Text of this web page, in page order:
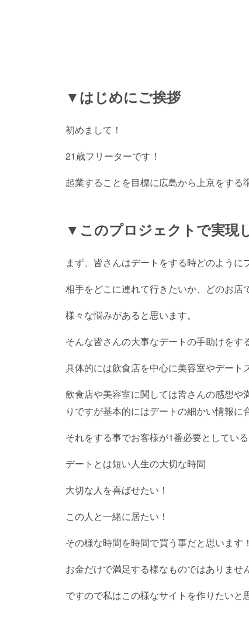
▼はじめにご挨拶
初めまして！
21歳フリーターです！
起業することを目標に広島から上京をする
▼このプロジェクトで実現
まず、皆さんはデートをする時どのように
相手をどこに連れて行きたいか、どのお店
様々な悩みがあると思います。
そんな皆さんの大事なデートの手助けをす
具体的には飲食店を中心に美容室やデート
飲食店や美容室に関しては皆さんの感想
りですが基本的にはデートの細かい情報に
それをする事でお客様が1番必要としてい
デートとは短い人生の大切な時間
大切な人を喜ばせたい！
この人と一緒に居たい！
その様な時間を時間で買う事だと思います！
お金だけで満足する様なものではありません
ですので私はこの様なサイトを作りたいと